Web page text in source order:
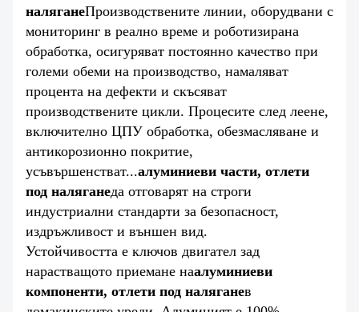
наляганеПроизводствените линии, оборудвани с
мониторинг в реално време и роботизирана
обработка, осигуряват постоянно качество при
големи обеми на производство, намаляват
процента на дефекти и скъсяват
производствените цикли. Процесите след леене,
включително ЦПУ обработка, обезмасляване и
антикорозионно покритие,
усъвършенстват...алуминиеви части, отлети
под наляганеда отговарят на строги
индустриални стандарти за безопасност,
издръжливост и външен вид.
Устойчивостта е ключов двигател зад
нарастващото приемане наалуминиеви
компоненти, отлети под наляганев